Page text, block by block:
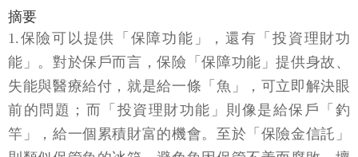
摘要
1.保險可以提供「保障功能」，還有「投資理財功
能」。對於保戶而言，保險「保障功能」提供身故、
失能與醫療給付，就是給一條「魚」，可立即解決眼
前的問題；而「投資理財功能」則像是給保戶「釣
竿」，給一個累積財富的機會。至於「保險金信託」